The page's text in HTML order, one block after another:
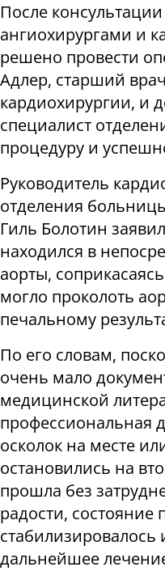
После
ангиохирургами и
решено провести
Адлер, старший
кардиохирургии, и
специалист
процедуру и
Руководитель
отделения
Гиль Болотин
находился в
аорты,
могло проколоть
печальному
По его словам,
очень мало
медицинской
профессиональная
осколок на месте
остановились на
прошла без
радости, состояние
стабилизировалось
дальнейшее